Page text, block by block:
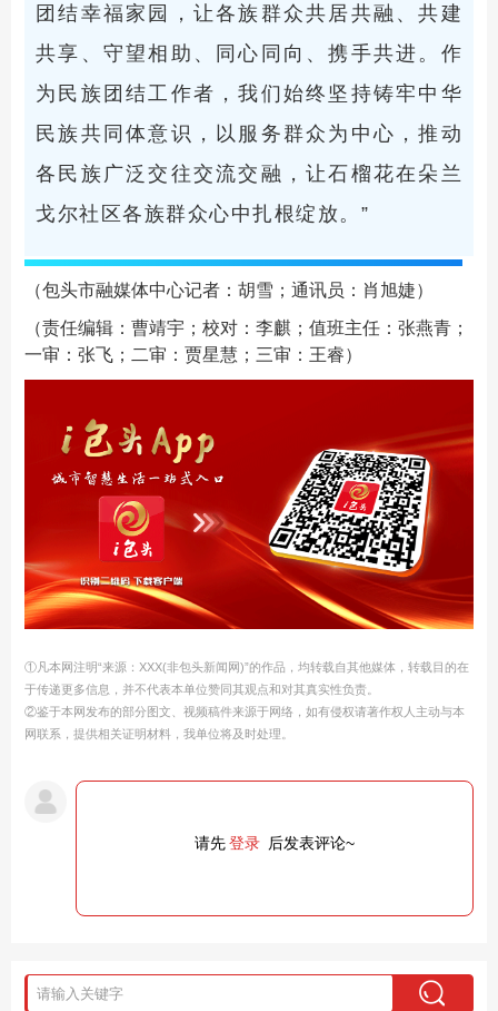
团结幸福家园，让各族群众共居共融、共建
共享、守望相助、同心同向、携手共进。作
为民族团结工作者，我们始终坚持铸牢中华
民族共同体意识，以服务群众为中心，推动
各民族广泛交往交流交融，让石榴花在朵兰
戈尔社区各族群众心中扎根绽放。”
（包头市融媒体中心记者：胡雪；通讯员：肖旭婕）
（责任编辑：曹靖宇；校对：李麒；值班主任：张燕青；
一审：张飞；二审：贾星慧；三审：王睿）
①凡本网注明“来源：XXX(非包头新闻网)”的作品，均转载自其他媒体，转载目的在
于传递更多信息，并不代表本单位赞同其观点和对其真实性负责。
②鉴于本网发布的部分图文、视频稿件来源于网络，如有侵权请著作权人主动与本
网联系，提供相关证明材料，我单位将及时处理。
请先登录 后发表评论~